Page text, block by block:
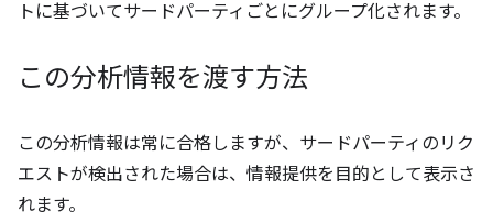
トに基づいてサードパーティごとにグループ化されます。
この分析情報を渡す方法
この分析情報は常に合格しますが、サードパーティのリク
エストが検出された場合は、情報提供を目的として表示さ
れます。